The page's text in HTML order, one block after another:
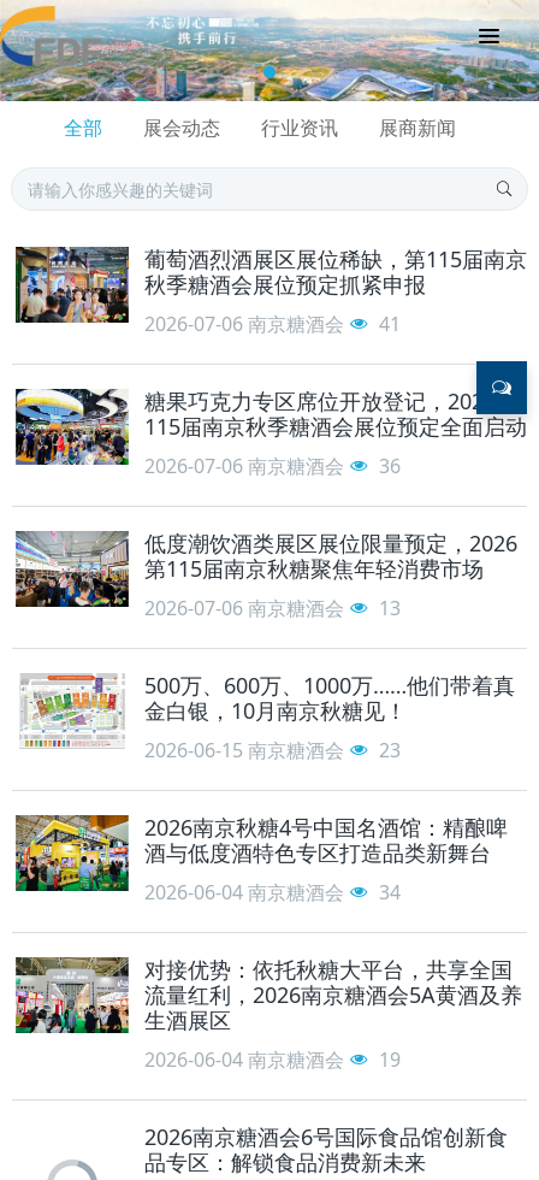
全部 展会动态 行业资讯 展商新闻
葡萄酒烈酒展区展位稀缺，第115届南京
秋季糖酒会展位预定抓紧申报
2026-07-06南京糖酒会 41
糖果巧克力专区席位开放登记，2026年
115届南京秋季糖酒会展位预定全面启动
2026-07-06南京糖酒会 36
低度潮饮酒类展区展位限量预定，2026
第115届南京秋糖聚焦年轻消费市场
2026-07-06南京糖酒会 13
500万、600万、1000万……他们带着真
金白银，10月南京秋糖见！
2026-06-15 南京糖酒会 23
2026南京秋糖4号中国名酒馆：精酿啤
酒与低度酒特色专区打造品类新舞台
2026-06-04南京糖酒会 34
对接优势：依托秋糖大平台，共享全国
流量红利，2026南京糖酒会5A黄酒及养
生酒展区
2026-06-04南京糖酒会 19
2026南京糖酒会6号国际食品馆创新食
品专区：解锁食品消费新未来